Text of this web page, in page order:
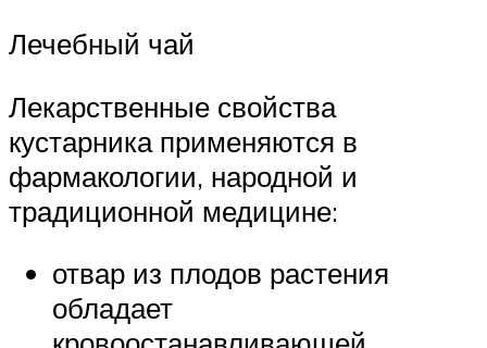
Лечебный чай
Лекарственные свойства
кустарника применяются в
фармакологии, народной и
традиционной медицине:
отвар из плодов растения
обладает